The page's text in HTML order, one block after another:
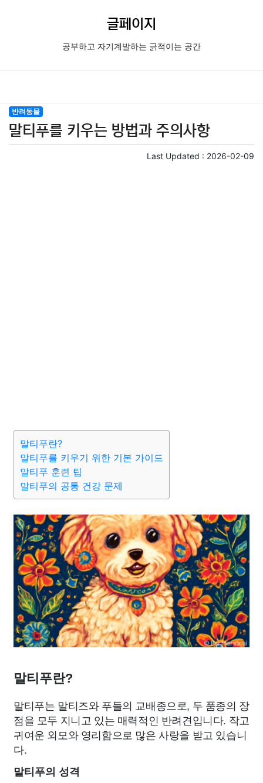
글페이지
공부하고 자기계발하는 긁적이는 공간
반려동물
말티푸를 키우는 방법과 주의사항
Last Updated : 2026-02-09
말티푸란?
말티푸를 키우기 위한 기본 가이드
말티푸 훈련 팁
말티푸의 공통 건강 문제
말티푸란?
말티푸는 말티즈와 푸들의 교배종으로, 두 품종의 장
점을 모두 지니고 있는 매력적인 반려견입니다. 작고
귀여운 외모와 영리함으로 많은 사랑을 받고 있습니
다.
말티푸의 성격